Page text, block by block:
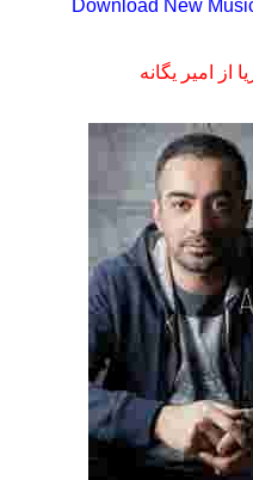
Download New
از امیر یگانه